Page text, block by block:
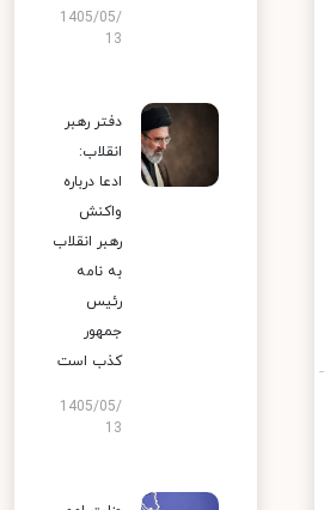
1405/05/
13
دفتر رهبر
انقلاب:
ادعا درباره
واکنش
رهبر انقلاب
به نامه
رئیس
جمهور
کذب است
1405/05/
13